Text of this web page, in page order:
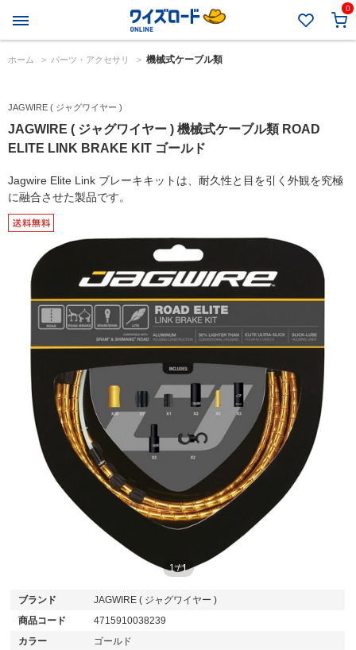
0
ホーム > パーツ・アクセサリ > 機械式ケーブル類
JAGWIRE ( ジャグワイヤー )
JAGWIRE ( ジャグワイヤー ) 機械式ケーブル類 ROAD
ELITE LINK BRAKE KIT ゴールド
Jagwire Elite Link ブレーキキットは、耐久性と目を引く外観を究極
に融合させた製品です。
1/1
ブランド
JAGWIRE ( ジャグワイヤー )
商品コード
4715910038239
カラー
ゴールド